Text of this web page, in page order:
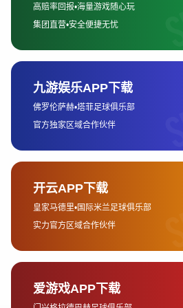
生活新生态的发展蓝图。
一、多元运动激发参与
随着社会经济水平不断提高，
的关注度持续增强，体育运动
活动逐渐演变为大众日常生
广发体育顺应时代发展趋势
动发展模式，通过丰富运动
众创造更多参与机会。
在传统体育项目不断优化升
育积极引入新兴运动项目，
骑行、健身训练、趣味竞技
兴趣爱好的人群都能够找到
式。丰富的项目设置有效提
积极性和主动性。